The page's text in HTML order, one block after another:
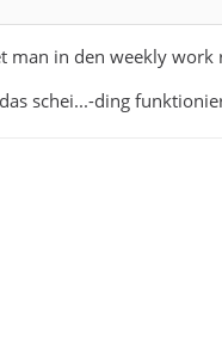
man in den weekly
schei...-ding